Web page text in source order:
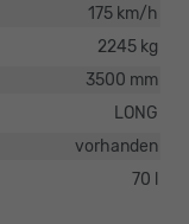
175 km/h
2245 kg
3500 mm
LONG
vorhanden
70 l